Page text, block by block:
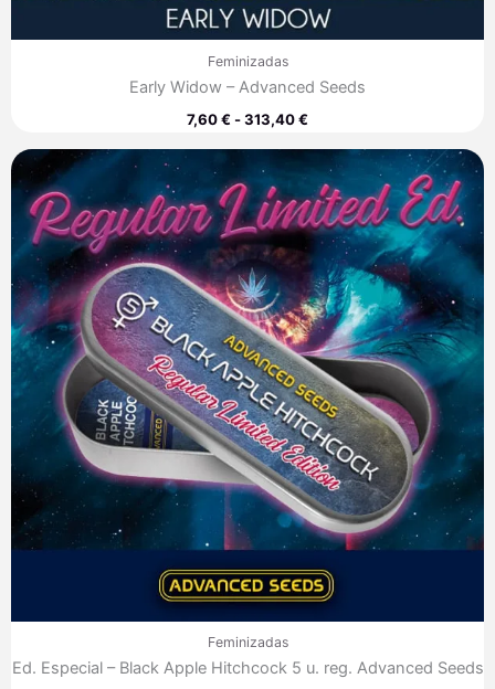
Feminizadas
Early Widow – Advanced Seeds
7,60€-313,40€
Feminizadas
Ed. Especial – Black Apple Hitchcock 5 u. reg. Advanced Seeds